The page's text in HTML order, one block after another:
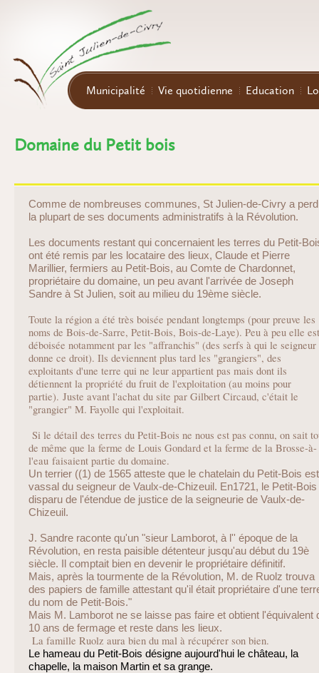
Municipalité Vie quotidienne Education
Domaine du Petit bois
Comme de nombreuses communes, St Julien-de-Civry a
la plupart de ses documents administratifs à la Révolution.
Les documents restant qui concernaient les terres du Petit-
ont été remis par les locataire des lieux, Claude et Pierre
Marillier, fermiers au Petit-Bois, au Comte de Chardonnet,
propriétaire du domaine, un peu avant l'arrivée de Joseph
Sandre à St Julien, soit au milieu du 19ème siècle.
Toute la région a été très boisée pendant longtemps (pour preuve les
noms de Bois-de-Sarre, Petit-Bois, Bois-de-Laye). Peu à peu elle est
déboisée notamment par les "affranchis" (des serfs à qui le seigneur
donne ce droit). Ils deviennent plus tard les "grangiers", des
exploitants d'une terre qui ne leur appartient pas mais dont ils
détiennent la propriété du fruit de l'exploitation (au moins pour
partie). Juste avant l'achat du site par Gilbert Circaud, c'était le
"grangier" M. Fayolle qui l'exploitait.
Si le détail des terres du Petit-Bois ne nous est pas connu, on sait
de même que la ferme de Louis Gondard et la ferme de la Brosse-à-
l'eau faisaient partie du domaine.
Un terrier ((1) de 1565 atteste que le chatelain du Petit-Bois est
vassal du seigneur de Vaulx-de-Chizeuil. En1721, le Petit-Bois
disparu de l'étendue de justice de la seigneurie de Vaulx-de-
Chizeuil.
J. Sandre raconte qu'un "sieur Lamborot, à l'' époque de la
Révolution, en resta paisible détenteur jusqu'au début du 19è
siècle. Il comptait bien en devenir le propriétaire définitif.
Mais, après la tourmente de la Révolution, M. de Ruolz trouva
des papiers de famille attestant qu'il était propriétaire d'une
du nom de Petit-Bois."
Mais M. Lamborot ne se laisse pas faire et obtient l'équivalent
10 ans de fermage et reste dans les lieux.
La famille Ruolz aura bien du mal à récupérer son bien.
Le hameau du Petit-Bois désigne aujourd'hui le château, la
chapelle, la maison Martin et sa grange.